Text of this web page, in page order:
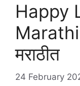
Happy
Marathi
मराठीत
24 February